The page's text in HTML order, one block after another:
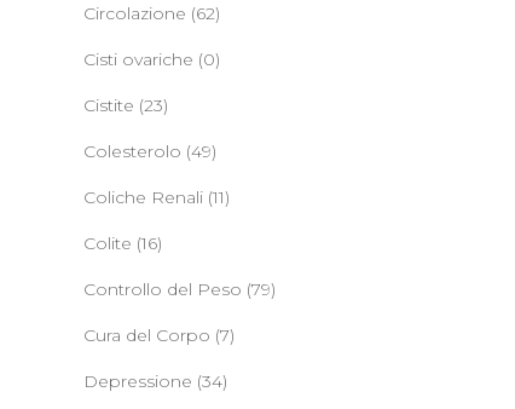
Circolazione (62)
Cisti ovariche (0)
Cistite (23)
Colesterolo (49)
Coliche Renali (11)
Colite (16)
Controllo del Peso (79)
Cura del Corpo (7)
Depressione (34)